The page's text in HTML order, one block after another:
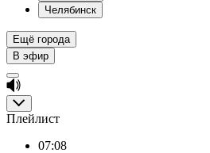
Челябинск
Ещё города
В эфир
Плейлист
07:08